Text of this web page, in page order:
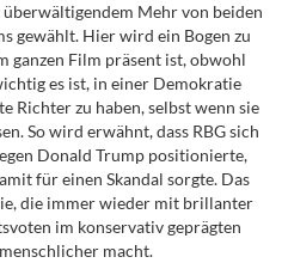
Mehr von beiden
gewählt. Hier wird ein Bogen zu
ganzen Film präsent ist, obwohl
es ist, in einer Demokratie
Richter zu haben, selbst wenn sie
So wird erwähnt, dass RBG sich
Donald Trump positionierte,
für einen Skandal sorgte. Das
die immer wieder mit brillanter
im konservativ geprägten
macht.